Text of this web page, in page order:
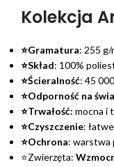
Kolekcja
⭐Gramatura: 255 g/
⭐Skład: 100%
⭐Ścieralność: 45
⭐Odporność na
⭐Trwałość: mocna i
⭐Czyszczenie:
⭐Ochrona: warstwa
⭐Zwierzęta: